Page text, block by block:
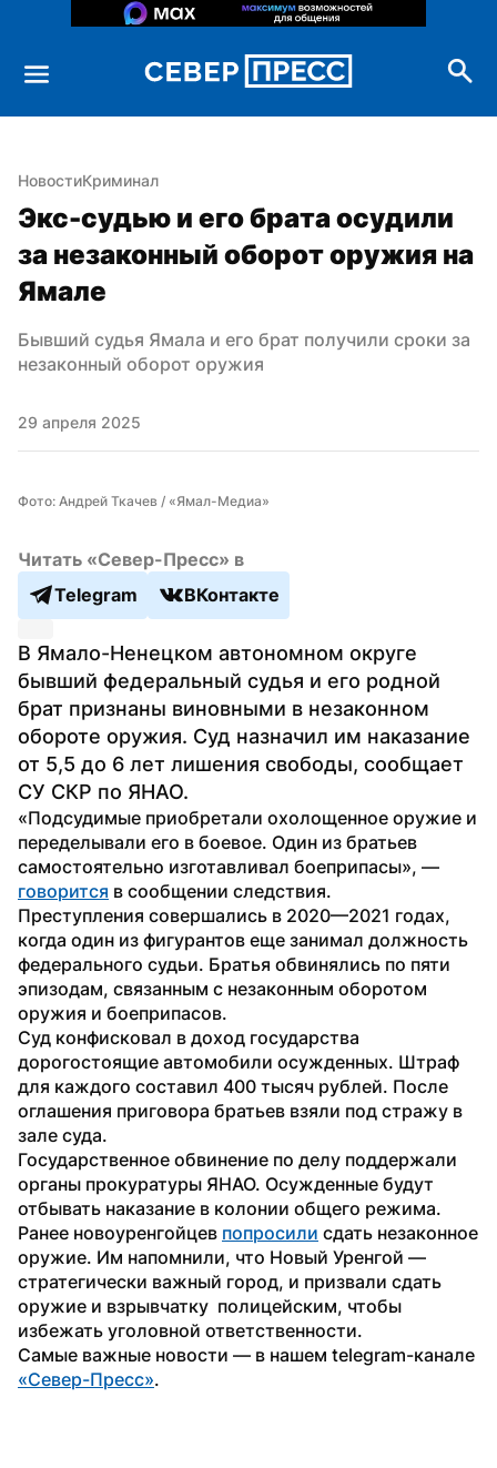
НовостиКриминал
Экс-судью и его брата осудили
за незаконный оборот оружия на
Ямале
Бывший судья Ямала и его брат получили сроки за
незаконный оборот оружия
29 апреля 2025
Фото: Андрей Ткачев / «Ямал-Медиа»
Читать «Север-Пресс» в
Telegram
ВКонтакте
В Ямало-Ненецком автономном округе
бывший федеральный судья и его родной
брат признаны виновными в незаконном
обороте оружия. Суд назначил им наказание
от 5,5 до 6 лет лишения свободы, сообщает
СУ СКР по ЯНАО.
«Подсудимые приобретали охолощенное оружие и
переделывали его в боевое. Один из братьев
говорится в сообщении следствия.
Преступления совершались в 2020—2021 годах,
когда один из фигурантов еще занимал должность
федерального судьи. Братья обвинялись по пяти
эпизодам, связанным с незаконным оборотом
оружия и боеприпасов.
Суд конфисковал в доход государства
дорогостоящие автомобили осужденных. Штраф
для каждого составил 400 тысяч рублей. После
оглашения приговора братьев взяли под стражу в
зале суда.
Государственное обвинение по делу поддержали
органы прокуратуры ЯНАО. Осужденные будут
отбывать наказание в колонии общего режима.
Ранее новоуренгойцев попросили сдать незаконное
оружие. Им напомнили, что Новый Уренгой —
стратегически важный город, и призвали сдать
оружие и взрывчатку  полицейским, чтобы
избежать уголовной ответственности.
«Север-Пресс».